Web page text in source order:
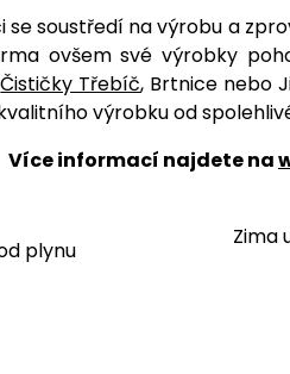
se soustředí na výrobu a
ovšem své výrobky
Čističky Třebíč, Brtnice nebo
výrobku od
Více informací najdete na
plynu
Zima